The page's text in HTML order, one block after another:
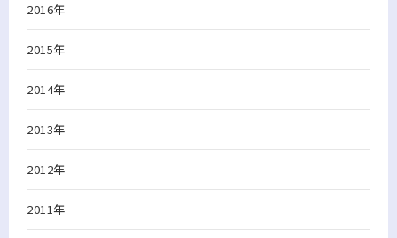
2016年
2015年
2014年
2013年
2012年
2011年